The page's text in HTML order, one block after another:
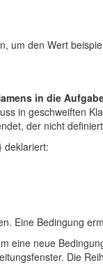
um den Wert
in die
in geschweiften
der nicht
deklariert:
Eine Bedingung
eine neue
Die